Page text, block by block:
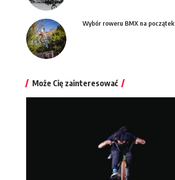
Wybór roweru BMX na początek
Może Cię zainteresować